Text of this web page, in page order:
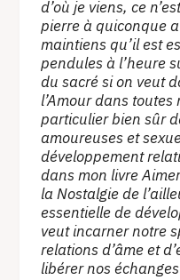
d’où je viens, ce
pierre à quiconque
maintiens qu’il est
pendules à l’heure
du sacré si on veut
l’Amour dans
particulier bien sûr
amoureuses et
développement
dans mon livre
la Nostalgie de
essentielle de
veut incarner notre
relations d’âme et
libérer nos